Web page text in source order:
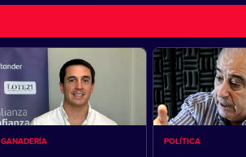
GANADERÍA POLÍTICA